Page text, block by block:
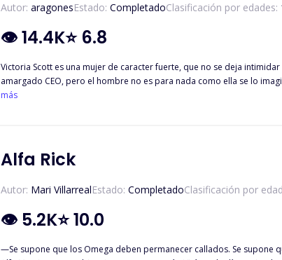
Autor: aragonesEstado: CompletadoClasificación por edades:
👁14.4K⭐ 6.8
Victoria Scott es una mujer de caracter fuerte, que no se deja intimidar por nada y por nadie. Sin trabajo y con una deuda enorme en el
amargado CEO, pero el hombre no es para nada como ella se lo
él. Pero no todo será color de rosa, ya que ambos tienen el mismo
más
Alfa Rick
Autor: Mari VillarrealEstado: CompletadoClasificación por
👁 5.2K⭐10.0
—Se supone que los Omega deben permanecer callados. Se